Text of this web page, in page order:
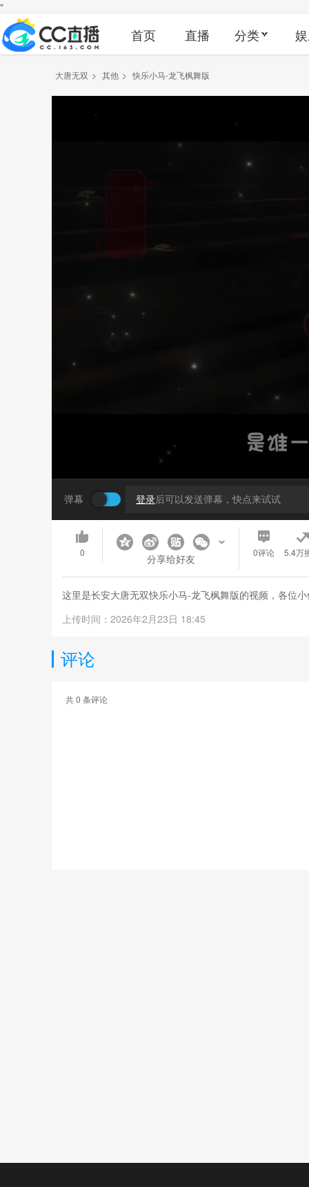
"
首页 直播 分类
大唐无双 > 其他 > 快乐小马-龙飞枫舞版
弹幕 登录后可以发送弹幕，快点来试试
0 分享给好友 0评论 5.4万
这里是长安大唐无双快乐小马-龙飞枫舞版的视频，各位
上传时间：2026年2月23日 18:45
评论
共0 条评论